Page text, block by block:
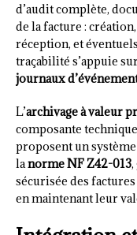
d’audit complète,
de la facture :
réception, et
traçabilité s’appuie
journaux
L’archivage à valeur
composante
proposent un
lanorme NF Z42-013
sécurisée des
en maintenant leur